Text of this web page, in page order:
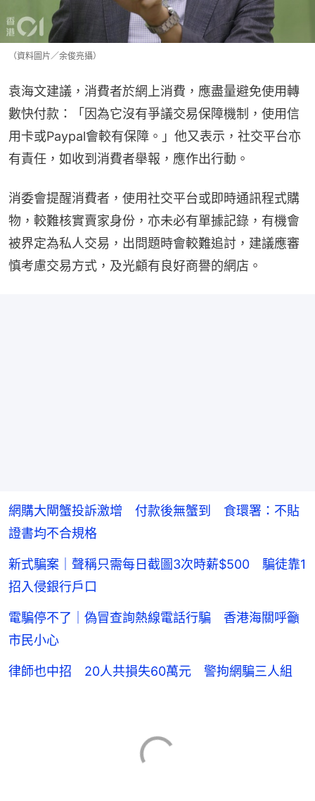
（資料圖片／余俊亮攝）
袁海文建議，消費者於網上消費，應盡量避免使用轉
數快付款：「因為它沒有爭議交易保障機制，使用信
用卡或Paypal會較有保障。」他又表示，社交平台亦
有責任，如收到消費者舉報，應作出行動。
消委會提醒消費者，使用社交平台或即時通訊程式購
物，較難核實賣家身份，亦未必有單據記錄，有機會
被界定為私人交易，出問題時會較難追討，建議應審
慎考慮交易方式，及光顧有良好商譽的網店。
網購大閘蟹投訴激增 付款後無蟹到 食環署：不貼
證書均不合規格
新式騙案｜聲稱只需每日截圖3次時薪$500 騙徒靠1
招入侵銀行戶口
電騙停不了｜偽冒查詢熱線電話行騙 香港海關呼籲
市民小心
律師也中招 20人共損失60萬元 警拘網騙三人組